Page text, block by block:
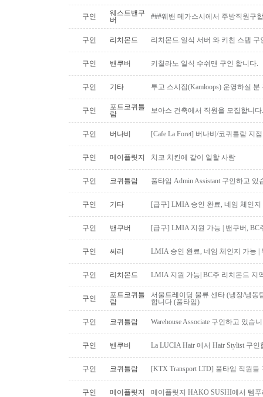
구인
웨스트밴쿠
버
###웨밴 메가스시에서 주방직원구
구인 리치몬드 리치몬드.일식 서버 와 키친 스탭 구
구인 밴쿠버 키칠라노 일식 수쉬맨 구인 합니다.
구인 기타 투고 스시집(Kamloops) 운영하실
구인
포트코퀴틀
람
보아스 건축에서 직원을 모집합니다.
구인 버나비 [Cafe La Foret] 버나비/코퀴틀람 지
구인 메이플릿지 치코 치킨에 같이 일할 사람
구인 코퀴틀람 풀타임 Admin Assistant 구인하고 있
구인 기타 [급구] LMIA 승인 완료, 네임 체인
구인 밴쿠버 [급구] LMIA 지원 가능 | 밴쿠버,
구인 써리 LMIA 승인 완료, 네임 체인지 가능 |
구인 리치몬드 LMIA 지원 가능| BC주 리치몬드 지
구인
포트코퀴틀
람
서울트레이딩 물류 센타 (냉장/냉동
합니다 (풀타임)
구인 코퀴틀람 Warehouse Associate 구인하고 있습
구인 밴쿠버 La LUCIA Hair 에서 Hair Stylist 구인
구인 코퀴틀람 [KTX Transport LTD] 풀타임 직원
구인 메이플릿지 메이플릿지 HAKO SUSHI에서 템